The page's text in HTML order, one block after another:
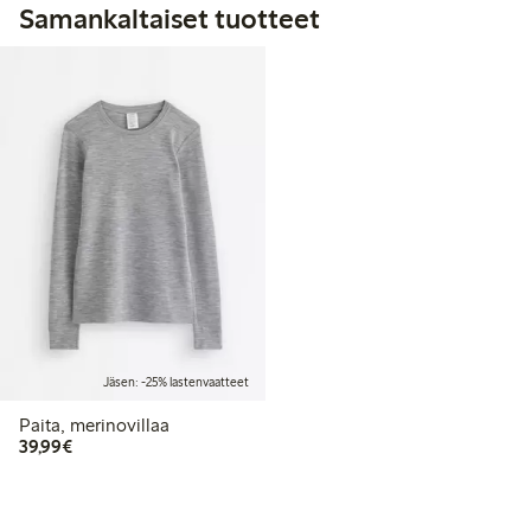
Samankaltaiset tuotteet
Jäsen: -25% lastenvaatteet
Paita, merinovillaa
39,99€39,99 €